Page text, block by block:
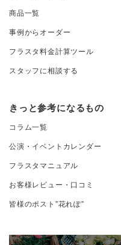
商品一覧
事例からオーダー
フラスタ料金計算ツール
スタッフに相談する
きっと参考になるもの
コラム一覧
公演・イベントカレンダー
フラスタマニュアル
お客様レビュー・口コミ
皆様のポスト”花れぽ”